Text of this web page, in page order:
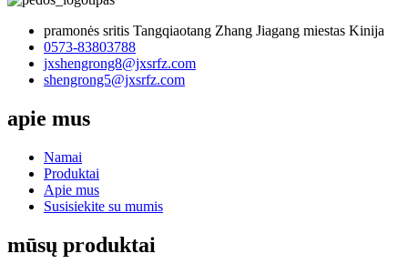
pramonės sritis Tangqiaotang Zhang Jiagang miestas Kinija
0573-83803788
jxshengrong8@jxsrfz.com
shengrong5@jxsrfz.com
apie mus
Namai
Produktai
Apie mus
Susisiekite su mumis
mūsų produktai